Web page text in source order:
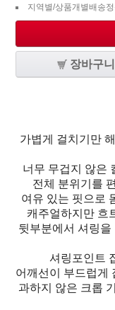
지역별/상품개별배송
장바구니
가볍게 걸치기만
너무 무겁지 않은
전체 분위기를
여유 있는 핏으로
캐주얼하지만 흐
뒷부분에서 셔링을
셔링포인트
어깨선이 부드럽게
과하지 않은 크롭